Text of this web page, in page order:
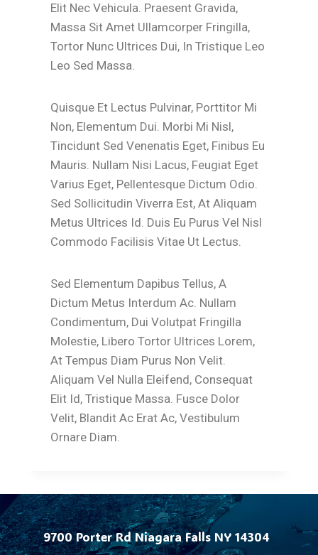
Elit Nec Vehicula. Praesent Gravida,
Massa Sit Amet Ullamcorper Fringilla,
Tortor Nunc Ultrices Dui, In Tristique Leo
Leo Sed Massa.
Quisque Et Lectus Pulvinar, Porttitor Mi
Non, Elementum Dui. Morbi Mi Nisl,
Tincidunt Sed Venenatis Eget, Finibus Eu
Mauris. Nullam Nisi Lacus, Feugiat Eget
Varius Eget, Pellentesque Dictum Odio.
Sed Sollicitudin Viverra Est, At Aliquam
Metus Ultrices Id. Duis Eu Purus Vel Nisl
Commodo Facilisis Vitae Ut Lectus.
Sed Elementum Dapibus Tellus, A
Dictum Metus Interdum Ac. Nullam
Condimentum, Dui Volutpat Fringilla
Molestie, Libero Tortor Ultrices Lorem,
At Tempus Diam Purus Non Velit.
Aliquam Vel Nulla Eleifend, Consequat
Elit Id, Tristique Massa. Fusce Dolor
Velit, Blandit Ac Erat Ac, Vestibulum
Ornare Diam.
9700 Porter Rd Niagara Falls NY 14304